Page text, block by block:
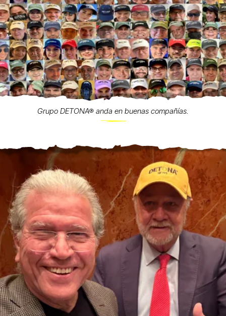
Grupo DETONA® anda en buenas compañías.